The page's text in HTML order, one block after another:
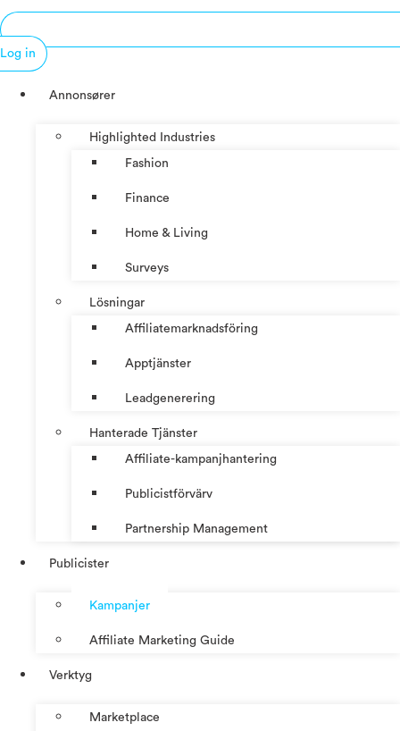
Log in
Annonsører
Highlighted Industries
Fashion
Finance
Home & Living
Surveys
Lösningar
Affiliatemarknadsföring
Apptjänster
Leadgenerering
Hanterade Tjänster
Affiliate-kampanjhantering
Publicistförvärv
Partnership Management
Publicister
Kampanjer
Affiliate Marketing Guide
Verktyg
Marketplace